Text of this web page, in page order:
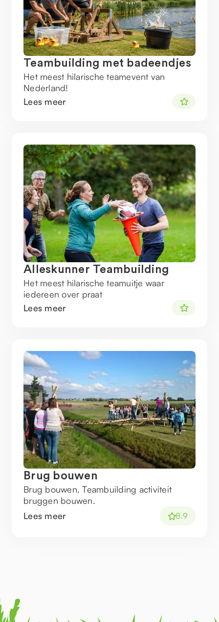
Teambuilding met badeendjes
Het meest hilarische teamevent van
Nederland!
Lees meer
Alleskunner Teambuilding
Het meest hilarische teamuitje waar
iedereen over praat
Lees meer
Brug bouwen
Brug bouwen. Teambuilding activiteit
bruggen bouwen.
Lees meer
8.9